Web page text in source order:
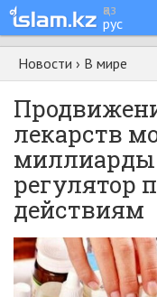
қаз
рус
Новости › В мире
лекарств
миллиарды
регулятор
действиям